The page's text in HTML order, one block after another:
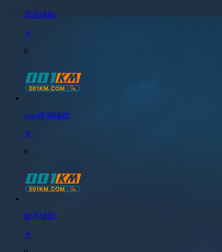
清漾辅助
￥
0
csgo枪神辅助
￥
0
钦亦辅助
￥